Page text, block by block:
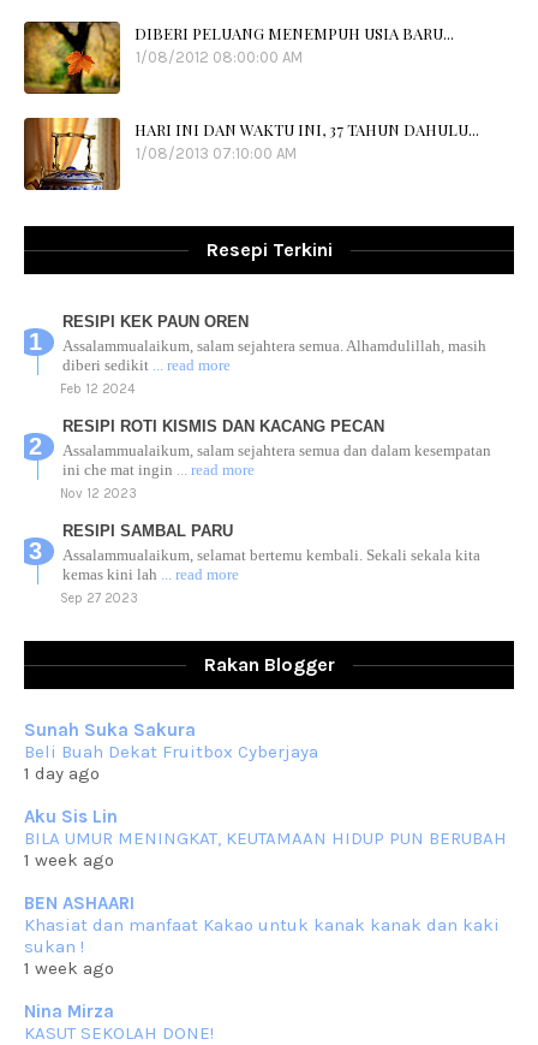
DIBERI PELUANG MENEMPUH USIA BARU...
1/08/2012 08:00:00 AM
HARI INI DAN WAKTU INI, 37 TAHUN DAHULU...
1/08/2013 07:10:00 AM
Resepi Terkini
RESIPI KEK PAUN OREN
Assalammualaikum, salam sejahtera semua. Alhamdulillah, masih
diberi sedikit ... read more
Feb 12 2024
RESIPI ROTI KISMIS DAN KACANG PECAN
Assalammualaikum, salam sejahtera semua dan dalam kesempatan
ini che mat ingin ... read more
Nov 12 2023
RESIPI SAMBAL PARU
Assalammualaikum, selamat bertemu kembali. Sekali sekala kita
kemas kini lah ... read more
Sep 27 2023
Assalammualaikum, salam sejahtera dan salam rindu untuk semua.
RESIPI KUIH KASWI KELEDEK UNGU
Assalammualaikum, salam semua. Masih belum terlambat untuk che
mat ucapkan
Jun 30 2023
RESIPI KURMA AYAM MERAH
Assalammualaikum, salam semua. Hari ni 4 Zulhijjah 1444 Hijrah,
Jun 23 2023
RESIPI SAMBAL PARU
Assalammualaikum, salam sejahtera semua. Lama betul che mat tak
Jun 20 2023
Rakan Blogger
Sunah Suka Sakura
Beli Buah Dekat Fruitbox Cyberjaya
1 day ago
Aku Sis Lin
BILA UMUR MENINGKAT, KEUTAMAAN HIDUP PUN BERUBAH
1 week ago
BEN ASHAARI
Khasiat dan manfaat Kakao untuk kanak kanak dan kaki
sukan !
1 week ago
Nina Mirza
KASUT SEKOLAH DONE!